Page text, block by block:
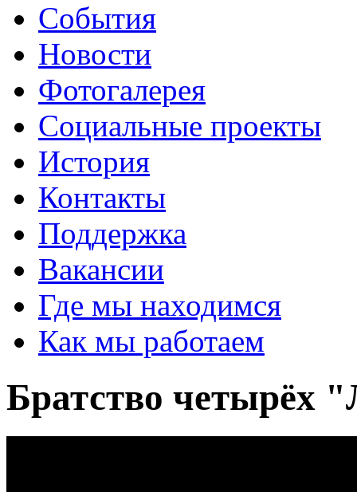
События
Новости
Фотогалерея
Социальные проекты
История
Контакты
Поддержка
Вакансии
Где мы находимся
Как мы работаем
Братство четырёх